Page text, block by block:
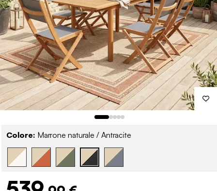
Colore: Marrone naturale / Antracite